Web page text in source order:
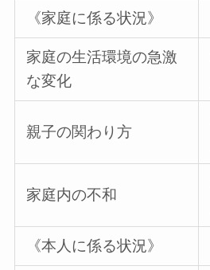
《家庭に係る状況》
家庭の生活環境の急激
な変化
親子の関わり方
家庭内の不和
《本人に係る状況》